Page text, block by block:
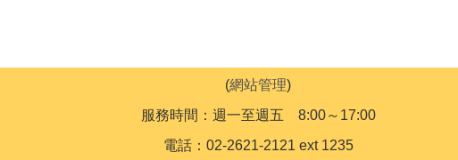
(網站管理)
服務時間：週一至週五 8:00～17:00
電話：02-2621-2121 ext 1235